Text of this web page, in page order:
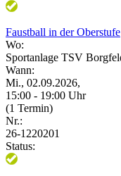
Faustball in der Oberstufe
Wo:
Sportanlage TSV
Wann:
Mi., 02.09.2026,
15:00 - 19:00 Uhr
(1 Termin)
Nr.:
26-1220201
Status: